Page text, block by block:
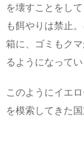
を壊すことをし
も餌やりは禁止
箱に、ゴミもク
るようになってい
このようにイエ
を模索してきた